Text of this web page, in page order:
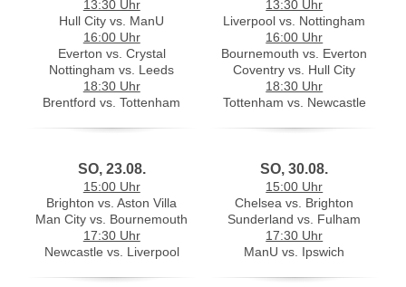
13:30 Uhr
Liverpool vs. Nottingham
16:00 Uhr
Bournemouth vs. Everton
Coventry vs. Hull City
18:30 Uhr
Tottenham vs. Newcastle
SO, 30.08.
15:00 Uhr
Chelsea vs. Brighton
Sunderland vs. Fulham
17:30 Uhr
ManU vs. Ipswich
13:30 Uhr
Hull City vs. ManU
16:00 Uhr
Everton vs. Crystal
Nottingham vs. Leeds
18:30 Uhr
Brentford vs. Tottenham
SO, 23.08.
15:00 Uhr
Brighton vs. Aston Villa
Man City vs. Bournemouth
17:30 Uhr
Newcastle vs. Liverpool